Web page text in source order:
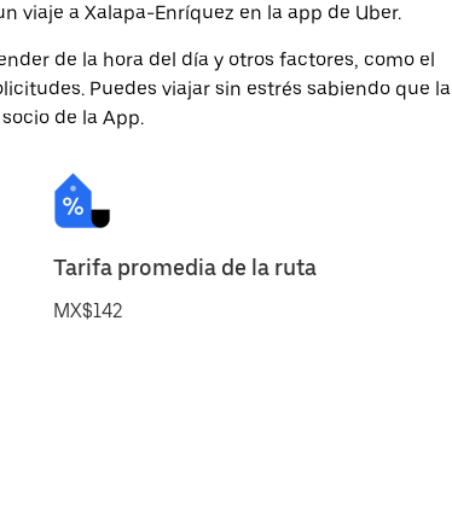
viaje a Xalapa-Enríquez en la app de Uber.
de la hora del día y otros factores, como el
Puedes viajar sin estrés sabiendo que la
de la App.
Tarifa promedia de la ruta
MX$142